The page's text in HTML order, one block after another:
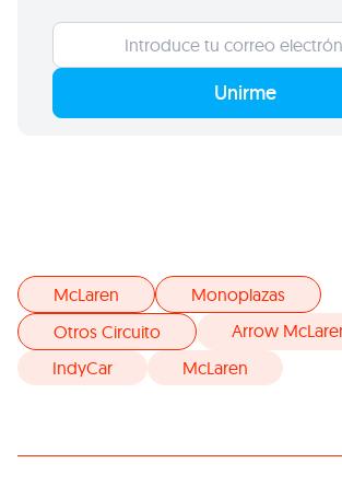
Unirme
McLaren
Monoplazas
Otros Circuito
Arrow
IndyCar
McLaren